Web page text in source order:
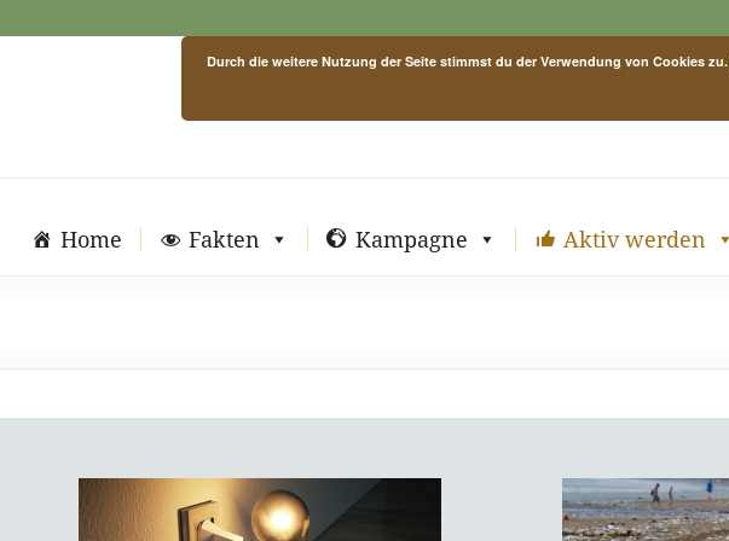
Home Fakten Kampagne Aktiv werden
Durch die weitere Nutzung der Seite stimmst du der Verwendung von Cookies zu.